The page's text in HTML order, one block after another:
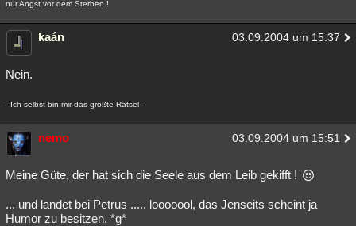
nur Angst vor dem Sterben !
kaán 03.09.2004 um 15:37
Nein.
- Ich selbst bin mir das größte Rätsel -
nemo 03.09.2004 um 15:51
Meine Güte, der hat sich die Seele aus dem Leib gekifft !
... und landet bei Petrus ..... looooool, das Jenseits scheint ja
Humor zu besitzen. *g*